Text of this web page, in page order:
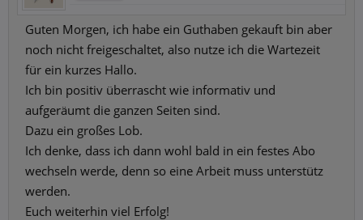
Guten Morgen, ich habe ein Guthaben gekauft bin aber
noch nicht freigeschaltet, also nutze ich die Wartezeit
für ein kurzes Hallo.
Ich bin positiv überrascht wie informativ und
aufgeräumt die ganzen Seiten sind.
Dazu ein großes Lob.
Ich denke, dass ich dann wohl bald in ein festes Abo
wechseln werde, denn so eine Arbeit muss unterstütz
werden.
Euch weiterhin viel Erfolg!